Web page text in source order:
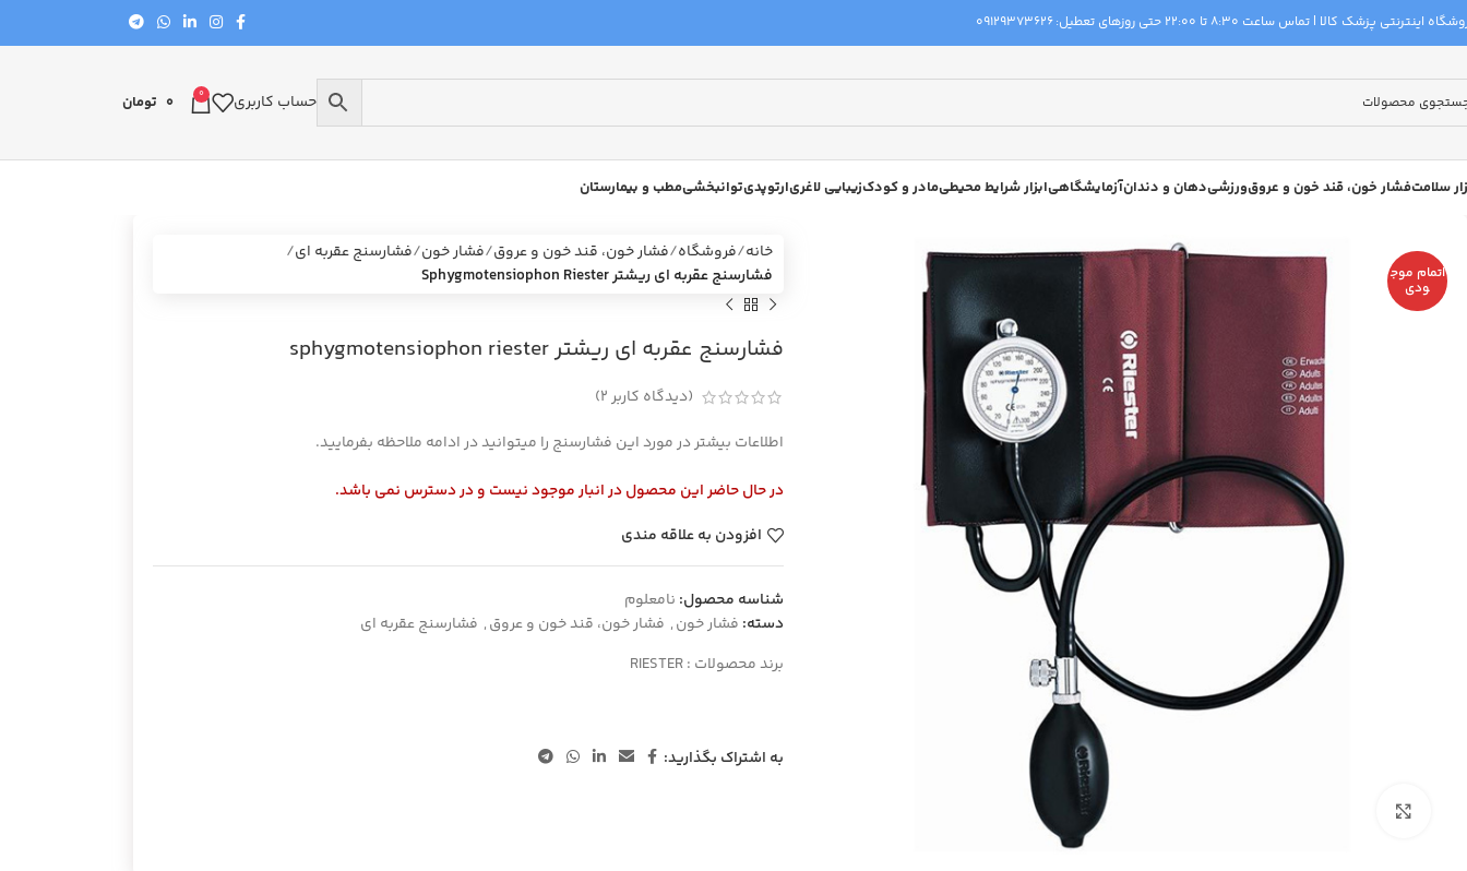
اینترنتی پزشک کالا | تماس ساعت 8:30 تا 22:00 حتی روزهای تعطیل: 09129373626
حساب کاربری 0
0 تومان
سلامتفشار خون، قند خون و عروقورزشیدهان و دندانآزمایشگاهیابزار شرایط محیطیمادر و کودکزیبایی لاغریارتوپدیتوانبخشیمطب و بیمارستان
اتمام موج
ودی
خانه فروشگاه فشار خون، قند خون و عروق فشار خون فشارسنج عقربه ای
فشارسنج عقربه ای ریشتر Sphygmotensiophon Riester
فشارسنج عقربه ای ریشتر sphygmotensiophon riester
(دیدگاه کاربر2
)
اطلاعات بیشتر در مورد این فشارسنج را میتوانید در ادامه ملاحظه بفرمایید.
در حال حاضر این محصول در انبار موجود نیست و در دسترس نمی باشد.
افزودن به علاقه مندی
شناسه محصول: نامعلوم
دسته: فشار خون, فشار خون، قند خون و عروق, فشارسنج عقربه ای
برند محصولات :RIESTER
به اشتراک بگذارید: